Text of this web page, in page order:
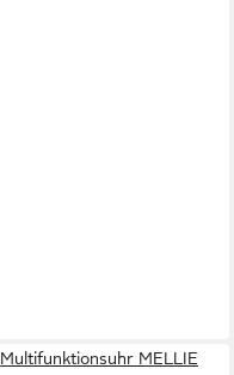
Multifunktionsuhr MELLIE